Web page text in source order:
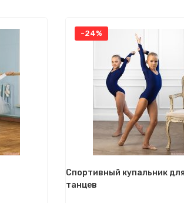
-24%
Спортивный купальник для
танцев